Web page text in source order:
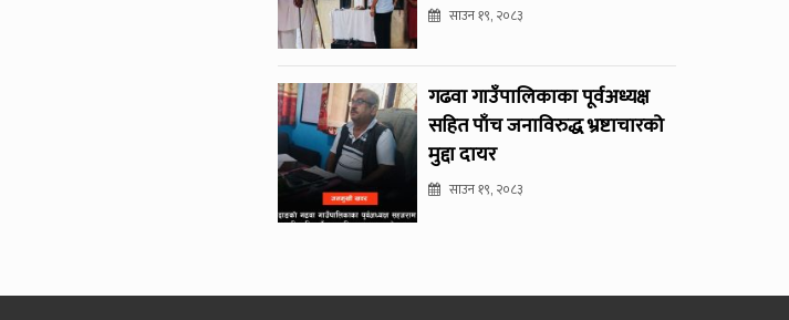
साउन १९, २०८३
गढवा गाउँपालिकाका पूर्वअध्यक्ष
सहित पाँच जनाविरुद्ध भ्रष्टाचारको
मुद्दा दायर
साउन १९, २०८३